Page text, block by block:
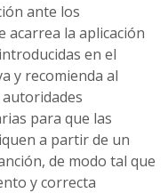
ante los
acarrea la aplicación
en el
y recomienda al
para que las
a partir de un
de modo tal que
y correcta